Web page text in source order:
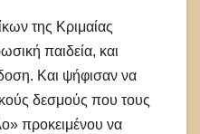
της Κριμαίας
παιδεία, και
Και ψήφισαν να
δεσμούς που τους
προκειμένου να